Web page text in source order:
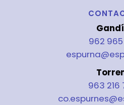
962 965
963 216